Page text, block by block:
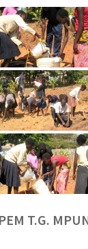
T.G.